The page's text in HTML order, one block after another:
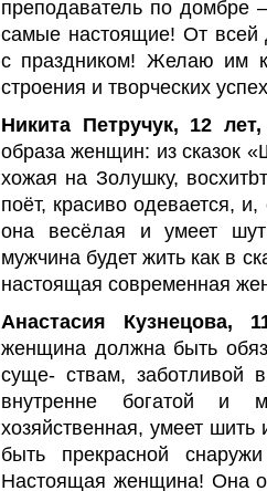
преподаватель по домбре
самые настоящие! От
с праздником! Желаю им
строения и творческих
Никита Петручук, 12
образа женщин: из сказок
хожая на Золушку,
поёт, красиво одевается,
она весёлая и умеет
мужчина будет жить как в
настоящая современная
Анастасия Кузнецова,
женщина должна быть
суще- ствам, заботливой
внутренне богатой и
хозяйственная, умеет шить
быть прекрасной
Настоящая женщина! Она